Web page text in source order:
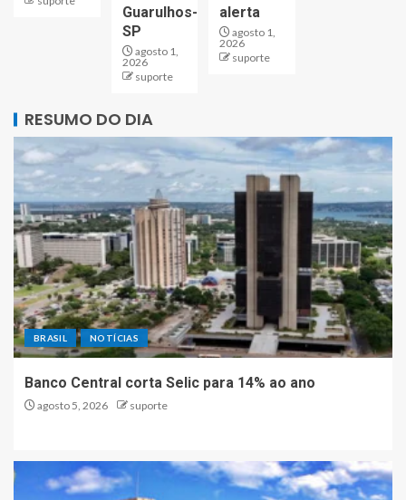
Guarulhos-
SP
agosto 1,
2026
suporte
alerta
agosto 1,
2026
suporte
RESUMO DO DIA
BRASIL NOTÍCIAS
Banco Central corta Selic para 14% ao ano
agosto 5, 2026 suporte